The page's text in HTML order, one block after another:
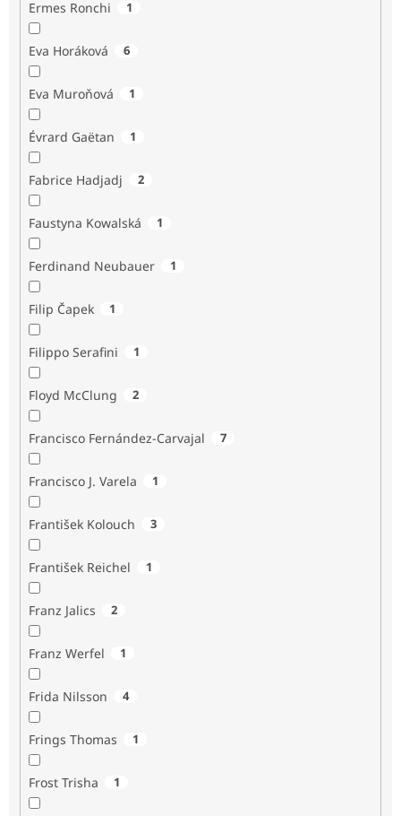
Ermes Ronchi 1
Eva Horáková 6
Eva Muroňová 1
Évrard Gaëtan 1
Fabrice Hadjadj 2
Faustyna Kowalská 1
Ferdinand Neubauer 1
Filip Čapek 1
Filippo Serafini 1
Floyd McClung 2
Francisco Fernández-Carvajal 7
Francisco J. Varela 1
František Kolouch 3
František Reichel 1
Franz Jalics 2
Franz Werfel 1
Frida Nilsson 4
Frings Thomas 1
Frost Trisha 1